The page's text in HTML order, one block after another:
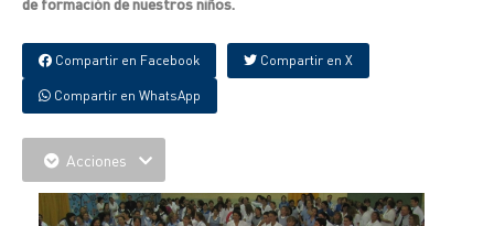
Compartir en Facebook Compartir en X
Compartir en WhatsApp
Acciones